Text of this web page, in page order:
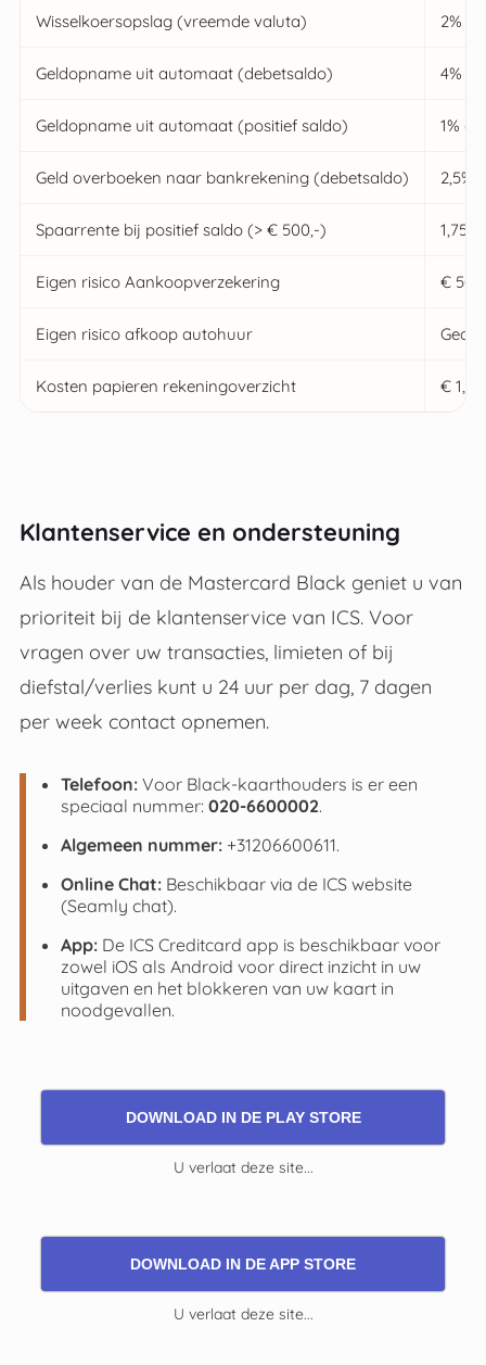
Wisselkoersopslag (vreemde valuta) 2%
Geldopname uit automaat (debetsaldo) 4%
Geldopname uit automaat (positief saldo) 1%
Geld overboeken naar bankrekening (debetsaldo) 2,5%
Spaarrente bij positief saldo (> € 500,-)
Eigen risico Aankoopverzekering €
Eigen risico afkoop autohuur
Kosten papieren rekeningoverzicht €
Klantenservice en ondersteuning
Als houder van de Mastercard Black geniet u van
prioriteit bij de klantenservice van ICS. Voor
vragen over uw transacties, limieten of bij
diefstal/verlies kunt u 24 uur per dag, 7 dagen
per week contact opnemen.
Telefoon:Voor Black-kaarthouders is er een
speciaal nummer: 020-6600002.
Algemeen nummer:+31206600611.
Online Chat:Beschikbaar via de ICS website
(Seamly chat).
App:De ICS Creditcard app is beschikbaar voor
zowel iOS als Android voor direct inzicht in uw
uitgaven en het blokkeren van uw kaart in
noodgevallen.
DOWNLOAD IN DE PLAY STORE
U verlaat deze site...
DOWNLOAD IN DE APP STORE
U verlaat deze site...